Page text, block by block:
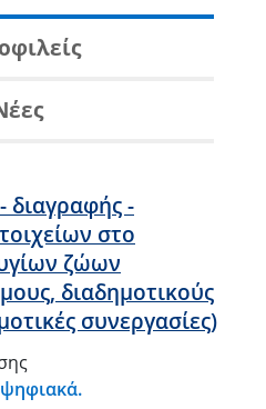
διαγραφής -
στο
ζώων
διαδημοτικούς
συνεργασίες)